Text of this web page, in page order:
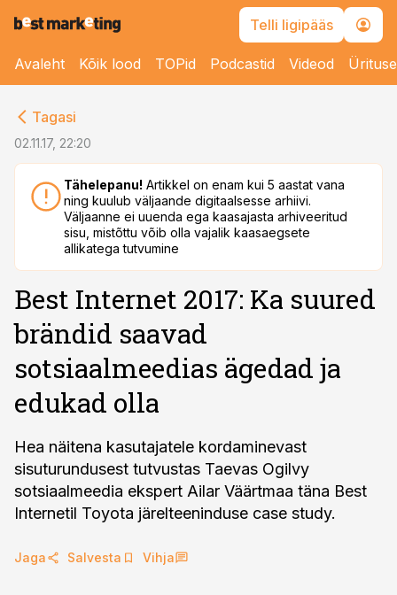
Telli ligipääs
Avaleht Kõik lood TOPid Podcastid Videod
Tagasi
02.11.17, 22:20
Tähelepanu! Artikkel on enam kui 5 aastat vana
ning kuulub väljaande digitaalsesse arhiivi.
Väljaanne ei uuenda ega kaasajasta arhiveeritud
sisu, mistõttu võib olla vajalik kaasaegsete
allikatega tutvumine
Best Internet 2017: Ka suured
brändid saavad
sotsiaalmeedias ägedad ja
edukad olla
Hea näitena kasutajatele kordaminevast
sisuturundusest tutvustas Taevas Ogilvy
sotsiaalmeedia ekspert Ailar Väärtmaa täna Best
Internetil Toyota järelteeninduse case study.
Jaga Salvesta Vihja